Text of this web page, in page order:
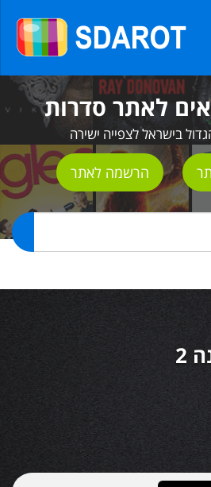
לאתר סדרות
בישראל לצפייה ישירה
הרשמה לאתר
2